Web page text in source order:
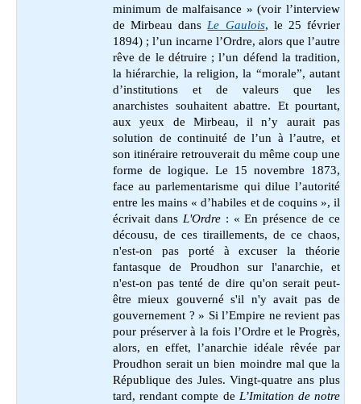
minimum de malfaisance » (voir l’interview
de Mirbeau dans Le Gaulois, le 25 février
1894) ; l’un incarne l’Ordre, alors que l’autre
rêve de le détruire ; l’un défend la tradition,
la hiérarchie, la religion, la “morale”, autant
d’institutions et de valeurs que les
anarchistes souhaitent abattre. Et pourtant,
aux yeux de Mirbeau, il n’y aurait pas
solution de continuité de l’un à l’autre, et
son itinéraire retrouverait du même coup une
forme de logique. Le 15 novembre 1873,
face au parlementarisme qui dilue l’autorité
entre les mains « d’habiles et de coquins », il
écrivait dans L'Ordre: « En présence de ce
décousu, de ces tiraillements, de ce chaos,
n'est-on pas porté à excuser la théorie
fantasque de Proudhon sur l'anarchie, et
n'est-on pas tenté de dire qu'on serait peut-
être mieux gouverné s'il n'y avait pas de
gouvernement ? » Si l’Empire ne revient pas
pour préserver à la fois l’Ordre et le Progrès,
alors, en effet, l’anarchie idéale rêvée par
Proudhon serait un bien moindre mal que la
République des Jules. Vingt-quatre ans plus
tard, rendant compte de L’Imitation de notre